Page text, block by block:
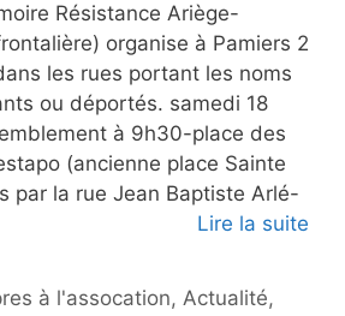
Résistance Ariège-
organise à Pamiers 2
les rues portant les noms
ou déportés. samedi 18
à 9h30-place des
(ancienne place Sainte
par la rue Jean Baptiste Arlé-
Lire la suite
à l'assocation,Actualité,